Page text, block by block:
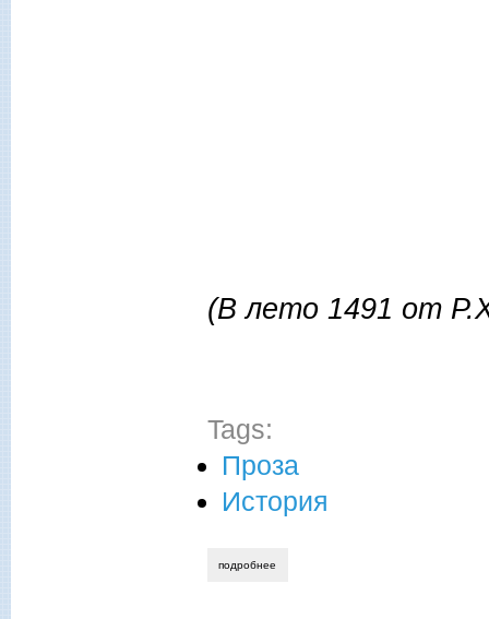
(В лето 1491 от
Tags:
Проза
История
подробнее